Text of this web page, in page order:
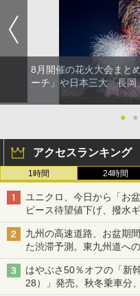
8月開催の花火大会まと
ーチ」や日本三大「長岡
● ●
アクセスランキング
1時間 24時間
ユニクロ、今日から「お
ピース待望値下げ、撥水
九州の高速道路、お盆期
た渋滞予測。東九州道へ
はやぶさ50％オフの「新
28）」発売。秋冬乗車分